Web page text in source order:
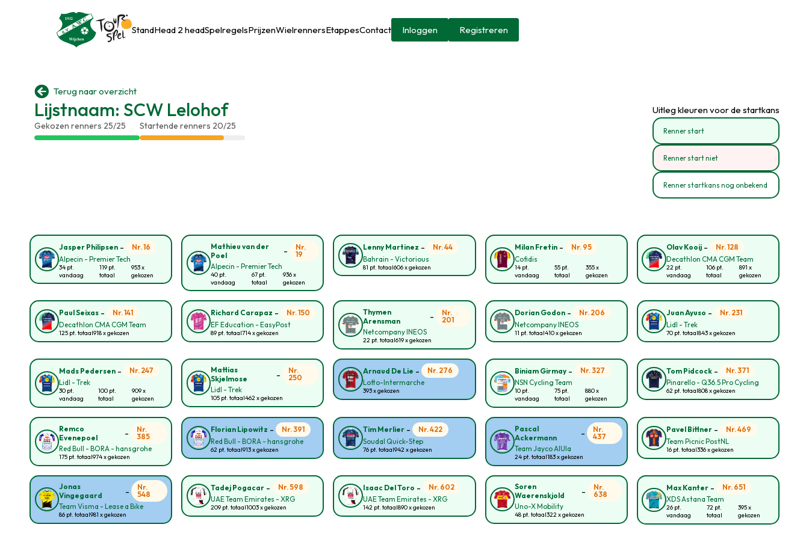
StandHead 2 headSpelregelsPrijzenWielrennersEtappesContact Inloggen Registreren
 Terug naar overzicht
Lijstnaam: SCW Lelohof
Gekozen renners 25/25 Startende renners 20/25
Uitleg kleuren voor de startkans
Renner start
Renner start niet
Renner startkans nog onbekend
Jasper Philipsen -
Nr. 16
Alpecin - Premier Tech
34 pt.
vandaag
119 pt.
totaal
953 x
gekozen
Mathieu van der
Poel
-
Nr.
19
Alpecin - Premier Tech
40 pt.
vandaag
67 pt.
totaal
936 x
gekozen
Lenny Martinez -
Nr. 44
Bahrain - Victorious
81 pt. totaal606 x gekozen
Milan Fretin-
Nr. 95
Cofidis
14 pt.
vandaag
55 pt.
totaal
355 x
gekozen
Olav Kooij-
Nr. 128
Decathlon CMA CGM Team
22 pt.
vandaag
106 pt.
totaal
891 x
gekozen
Paul Seixas -
Nr. 141
Decathlon CMA CGM Team
125 pt. totaal918 x gekozen
Richard Carapaz -
Nr. 150
EF Education - EasyPost
89 pt. totaal714 x gekozen
Thymen
Arensman
-
Nr.
201
Netcompany INEOS
22 pt. totaal619 x gekozen
Dorian Godon-
Nr. 206
Netcompany INEOS
11 pt. totaal410 x gekozen
Juan Ayuso -
Nr. 231
Lidl - Trek
70 pt. totaal843 x gekozen
Mads Pedersen -
Nr. 247
Lidl - Trek
30 pt.
vandaag
100 pt.
totaal
909 x
gekozen
Mattias
Skjelmose
-
Nr.
250
Lidl - Trek
105 pt. totaal462 x gekozen
Arnaud De Lie -
Nr. 276
Lotto-Intermarche
393 x gekozen
Biniam Girmay-
Nr. 327
NSN Cycling Team
10 pt.
vandaag
75 pt.
totaal
880 x
gekozen
Tom Pidcock-
Nr. 371
Pinarello - Q36.5 Pro Cycling
62 pt. totaal808 x gekozen
Remco
Evenepoel
-
Nr.
385
Red Bull - BORA - hansgrohe
175 pt. totaal974 x gekozen
Florian Lipowitz -
Nr. 391
Red Bull - BORA - hansgrohe
62 pt. totaal913 x gekozen
Tim Merlier-
Nr. 422
Soudal Quick-Step
76 pt. totaal942 x gekozen
Pascal
Ackermann
-
Nr.
437
Team Jayco AlUla
24 pt. totaal183 x gekozen
Pavel Bittner-
Nr. 469
Team Picnic PostNL
16 pt. totaal336 x gekozen
Jonas
Vingegaard
-
Nr.
548
Team Visma - Lease a Bike
86 pt. totaal981 x gekozen
Tadej Pogacar -
Nr. 598
UAE Team Emirates - XRG
209 pt. totaal1003 x gekozen
Isaac Del Toro -
Nr. 602
UAE Team Emirates - XRG
142 pt. totaal890 x gekozen
Soren
Waerenskjold
-
Nr.
638
Uno-X Mobility
48 pt. totaal322 x gekozen
Max Kanter-
Nr. 651
XDS Astana Team
26 pt.
vandaag
72 pt.
totaal
395 x
gekozen